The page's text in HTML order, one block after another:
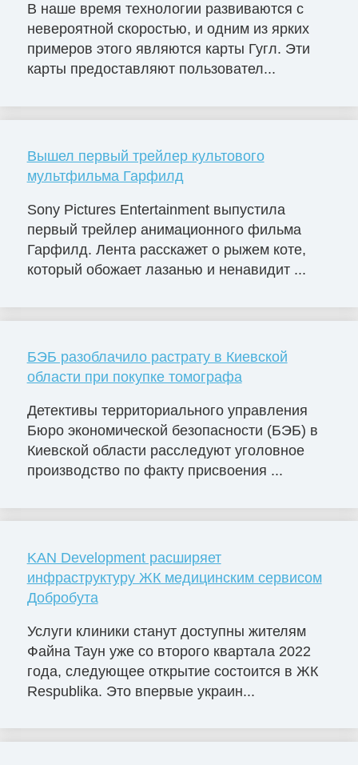
В наше время технологии развиваются с
невероятной скоростью, и одним из ярких
примеров этого являются карты Гугл. Эти
карты предоставляют пользовател...
Вышел первый трейлер культового
мультфильма Гарфилд
Sony Pictures Entertainment выпустила
первый трейлер анимационного фильма
Гарфилд. Лента расскажет о рыжем коте,
который обожает лазанью и ненавидит ...
БЭБ разоблачило растрату в Киевской
области при покупке томографа
Детективы территориального управления
Бюро экономической безопасности (БЭБ) в
Киевской области расследуют уголовное
производство по факту присвоения ...
KAN Development расширяет
инфраструктуру ЖК медицинским сервисом
Добробута
Услуги клиники станут доступны жителям
Файна Таун уже со второго квартала 2022
года, следующее открытие состоится в ЖК
Respublika. Это впервые украин...